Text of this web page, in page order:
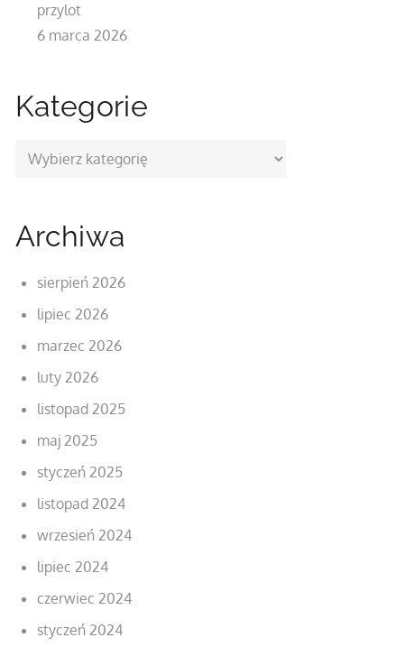
przylot
6 marca 2026
Kategorie
Kategorie
Archiwa
sierpień 2026
lipiec 2026
marzec 2026
luty 2026
listopad 2025
maj 2025
styczeń 2025
listopad 2024
wrzesień 2024
lipiec 2024
czerwiec 2024
styczeń 2024